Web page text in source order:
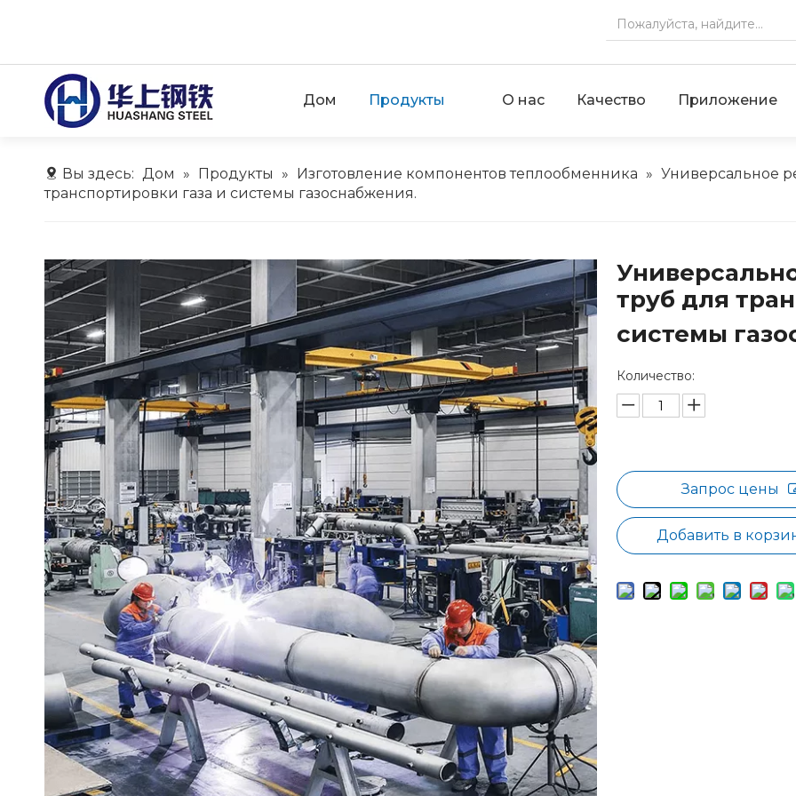
Дом Продукты О нас Качество Приложение
Вы здесь: Дом » Продукты » Изготовление компонентов теплообменника » Универсальное
транспортировки газа и системы газоснабжения.
труб для
системы
Количество:
Запрос цены
Добавить в